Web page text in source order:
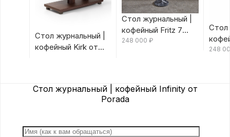
Стол журнальный |
кофейный Kirk от
Стол журнальный |
кофейный Fritz 7
Canaletta/Rosso
248 000 ₽
Стол
248
Стол журнальный | кофейный Infinity от
Porada